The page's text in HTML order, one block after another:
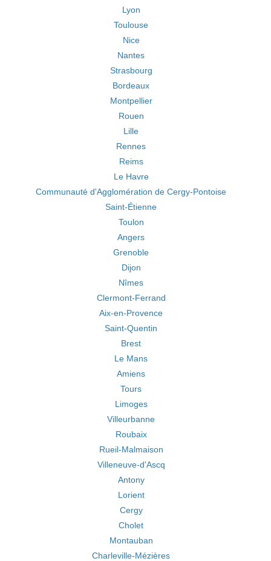
Lyon
Toulouse
Nice
Nantes
Strasbourg
Bordeaux
Montpellier
Rouen
Lille
Rennes
Reims
Le Havre
Communauté d'Agglomération de Cergy-Pontoise
Saint-Étienne
Toulon
Angers
Grenoble
Dijon
Nîmes
Clermont-Ferrand
Aix-en-Provence
Saint-Quentin
Brest
Le Mans
Amiens
Tours
Limoges
Villeurbanne
Roubaix
Rueil-Malmaison
Villeneuve-d'Ascq
Antony
Lorient
Cergy
Cholet
Montauban
Charleville-Mézières